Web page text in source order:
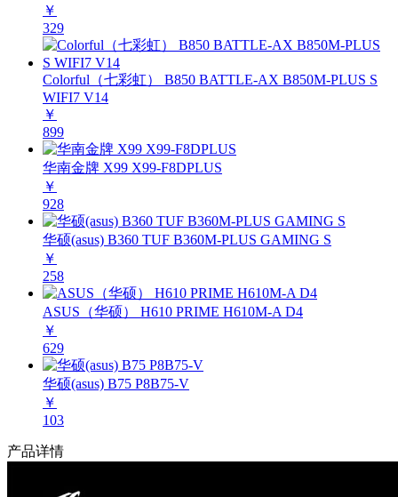
￥
329
Colorful（七彩虹） B850 BATTLE-AX B850M-PLUS S
WIFI7 V14
￥
899
华南金牌 X99 X99-F8DPLUS
￥
928
华硕(asus) B360 TUF B360M-PLUS GAMING S
￥
258
ASUS（华硕） H610 PRIME H610M-A D4
￥
629
华硕(asus) B75 P8B75-V
￥
103
产品详情